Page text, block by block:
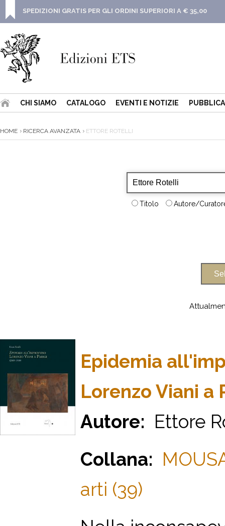
SPEDIZIONI GRATIS PER GLI ORDINI SUPERIORI A € 35,00
CHI SIAMO CATALOGO EVENTI E NOTIZIE
HOME RICERCA AVANZATA ETTORE ROTELLI
Titolo Autore/
Epidemia
Lorenzo Viani a
Autore: Ettore
Collana:
arti (39)